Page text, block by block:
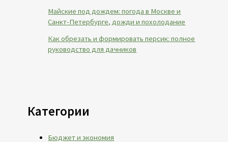
Майские под дождем: погода в Москве и
Санкт-Петербурге, дожди и похолодание
Как обрезать и формировать персик: полное
руководство для дачников
Категории
Бюджет и экономия